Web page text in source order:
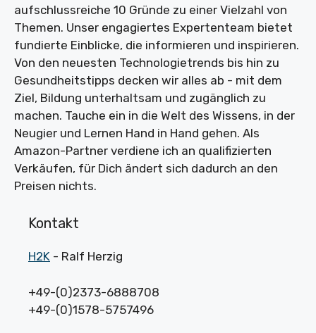
aufschlussreiche 10 Gründe zu einer Vielzahl von
Themen. Unser engagiertes Expertenteam bietet
fundierte Einblicke, die informieren und inspirieren.
Von den neuesten Technologietrends bis hin zu
Gesundheitstipps decken wir alles ab - mit dem
Ziel, Bildung unterhaltsam und zugänglich zu
machen. Tauche ein in die Welt des Wissens, in der
Neugier und Lernen Hand in Hand gehen. Als
Amazon-Partner verdiene ich an qualifizierten
Verkäufen, für Dich ändert sich dadurch an den
Preisen nichts.
Kontakt
H2K - Ralf Herzig
+49-(0)2373-6888708
+49-(0)1578-5757496